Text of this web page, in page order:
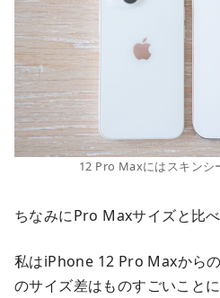
12 Pro Maxにはスキンシ
ちなみにPro Maxサイズと比
私はiPhone 12 Pro Maxから
のサイズ差はものすごいこと